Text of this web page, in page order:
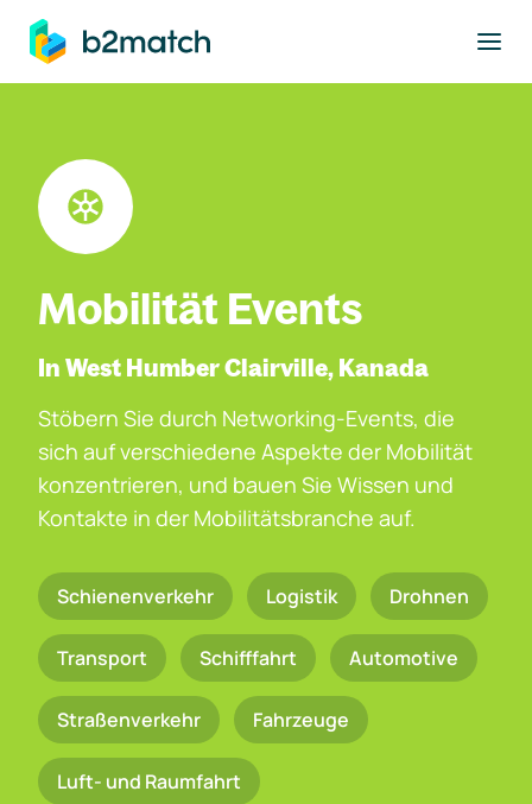
springen
Mobilität Events
In West Humber Clairville, Kanada
Stöbern Sie durch Networking-Events, die
sich auf verschiedene Aspekte der Mobilität
konzentrieren, und bauen Sie Wissen und
Kontakte in der Mobilitätsbranche auf.
Schienenverkehr Logistik Drohnen
Transport Schifffahrt Automotive
Straßenverkehr Fahrzeuge
Luft- und Raumfahrt